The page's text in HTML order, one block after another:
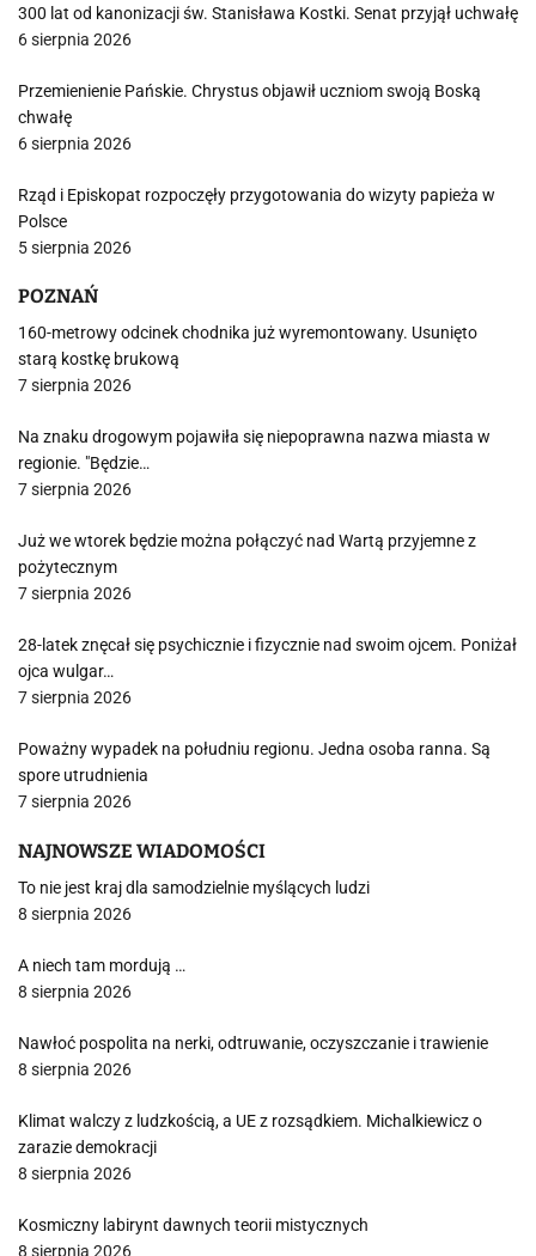
300 lat od kanonizacji św. Stanisława Kostki. Senat przyjął uchwałę
6 sierpnia 2026
Przemienienie Pańskie. Chrystus objawił uczniom swoją Boską
chwałę
6 sierpnia 2026
Rząd i Episkopat rozpoczęły przygotowania do wizyty papieża w
Polsce
5 sierpnia 2026
POZNAŃ
160-metrowy odcinek chodnika już wyremontowany. Usunięto
starą kostkę brukową
7 sierpnia 2026
Na znaku drogowym pojawiła się niepoprawna nazwa miasta w
regionie. "Będzie…
7 sierpnia 2026
Już we wtorek będzie można połączyć nad Wartą przyjemne z
pożytecznym
7 sierpnia 2026
28-latek znęcał się psychicznie i fizycznie nad swoim ojcem. Poniżał
ojca wulgar…
7 sierpnia 2026
Poważny wypadek na południu regionu. Jedna osoba ranna. Są
spore utrudnienia
7 sierpnia 2026
NAJNOWSZE WIADOMOŚCI
To nie jest kraj dla samodzielnie myślących ludzi
8 sierpnia 2026
A niech tam mordują …
8 sierpnia 2026
Nawłoć pospolita na nerki, odtruwanie, oczyszczanie i trawienie
8 sierpnia 2026
Klimat walczy z ludzkością, a UE z rozsądkiem. Michalkiewicz o
zarazie demokracji
8 sierpnia 2026
Kosmiczny labirynt dawnych teorii mistycznych
8 sierpnia 2026